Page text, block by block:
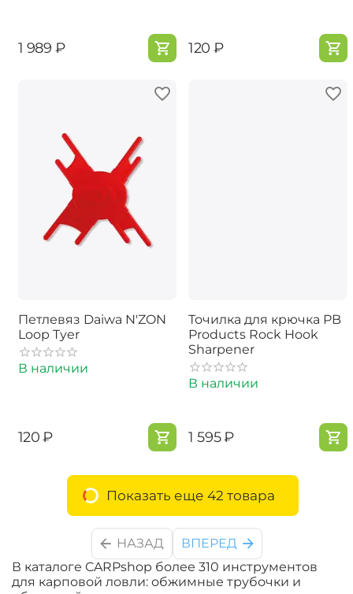
В каталоге CARPshop более 310 инструментов
для карповой ловли: обжимные трубочки и
‍1 989‍ ₽ ‍120‍ ₽
Петлевяз Daiwa N'ZON
Loop Tyer
В наличии
‍120‍ ₽
Точилка для крючка PB
Products Rock Hook
Sharpener
В наличии
‍1 595‍₽
Показать еще 42 товара
НАЗАД ВПЕРЕД